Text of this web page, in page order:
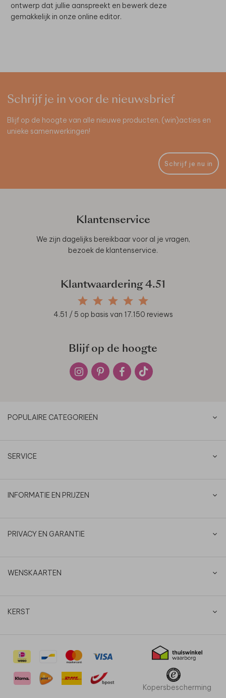
ontwerp dat jullie aanspreekt en bewerk deze
gemakkelijk in onze online editor.
Schrijf je in voor de nieuwsbrief
Blijf op de hoogte van alle nieuwe producten, (win)acties en
unieke samenwerkingen!
Schrijf je nu in
Klantenservice
We zijn dagelijks bereikbaar voor al je vragen,
bezoek de klantenservice.
Klantwaardering 4.51
4.51 / 5 op basis van 17.150 reviews
Blijf op de hoogte
POPULAIRE CATEGORIEËN
SERVICE
INFORMATIE EN PRIJZEN
PRIVACY EN GARANTIE
WENSKAARTEN
KERST
Kopersbescherming